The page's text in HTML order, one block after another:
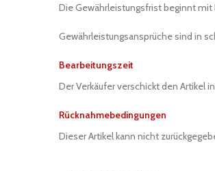
Die Gewährleistungsfrist beginnt mit
Gewährleistungsansprüche sind in
Bearbeitungszeit
Der Verkäufer verschickt den Artikel
Rücknahmebedingungen
Dieser Artikel kann nicht